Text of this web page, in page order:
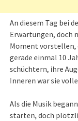
An diesem Tag bei
Erwartungen, doch
Moment vorstellen,
gerade einmal 10
schüchtern, ihre
Inneren war sie
Als die Musik
starten, doch